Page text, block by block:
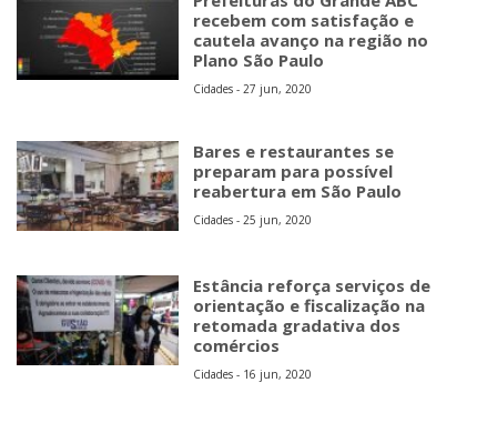
recebem com satisfação e
cautela avanço na região no
Plano São Paulo
Cidades - 27 jun, 2020
Bares e restaurantes se
preparam para possível
reabertura em São Paulo
Cidades - 25 jun, 2020
Estância reforça serviços de
orientação e fiscalização na
retomada gradativa dos
comércios
Cidades - 16 jun, 2020